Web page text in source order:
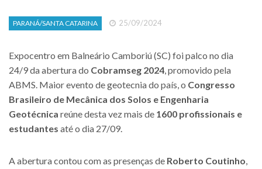
PARANÁ/SANTA CATARINA 25/09/2024
Expocentro em Balneário Camboriú (SC) foi palco no dia
24/9 da abertura do Cobramseg 2024, promovido pela
ABMS. Maior evento de geotecnia do país, o Congresso
Brasileiro de Mecânica dos Solos e Engenharia
Geotécnica reúne desta vez mais de 1600 profissionais e
estudantes até o dia 27/09.
A abertura contou com as presenças de Roberto Coutinho,